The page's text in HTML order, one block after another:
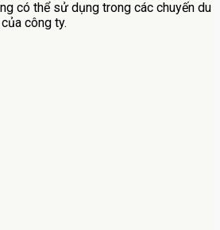
có thể sử dụng trong các chuyến du
công ty.